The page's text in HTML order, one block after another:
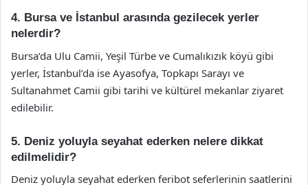
4. Bursa ve İstanbul arasında gezilecek yerler
nelerdir?
Bursa’da Ulu Camii, Yeşil Türbe ve Cumalıkızık köyü gibi
yerler, İstanbul’da ise Ayasofya, Topkapı Sarayı ve
Sultanahmet Camii gibi tarihi ve kültürel mekanlar ziyaret
edilebilir.
5. Deniz yoluyla seyahat ederken nelere dikkat
edilmelidir?
Deniz yoluyla seyahat ederken feribot seferlerinin saatlerini